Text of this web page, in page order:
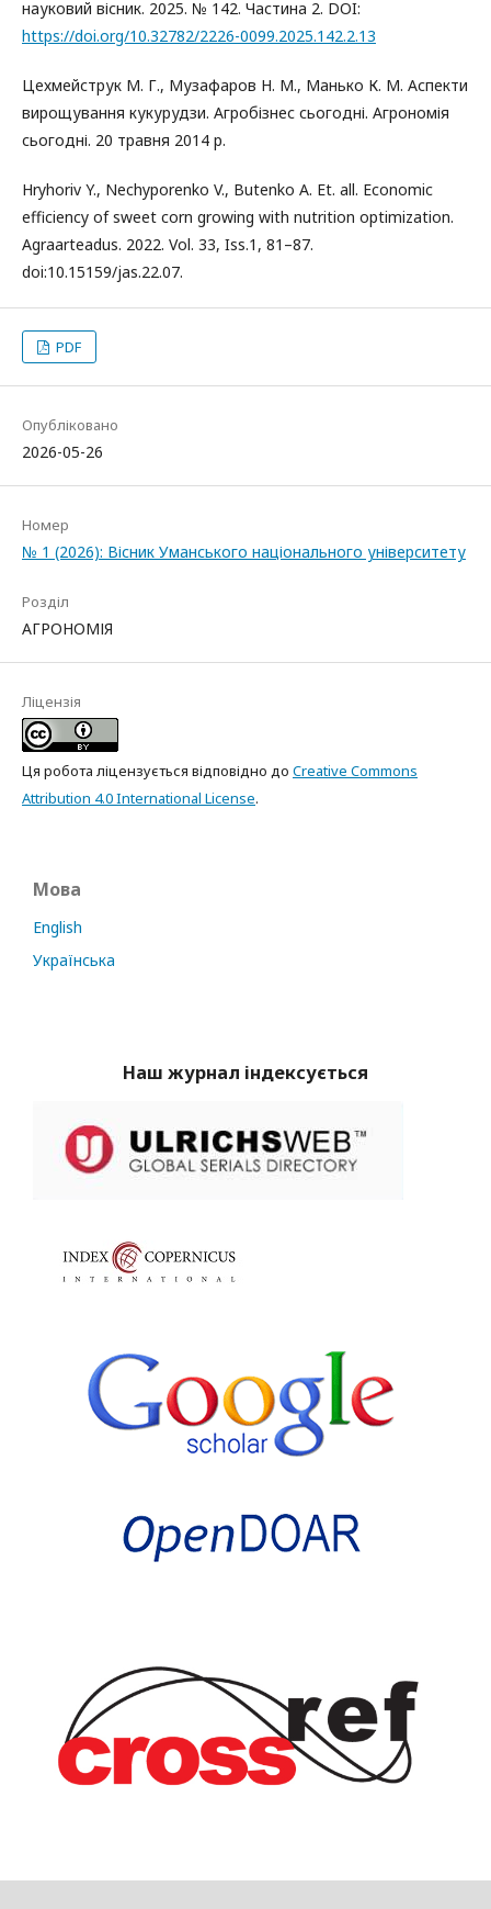
науковий вісник. 2025. № 142. Частина 2. DOI:
https://doi.org/10.32782/2226-0099.2025.142.2.13
Цехмейструк М. Г., Музафаров Н. М., Манько К. М. Аспекти
вирощування кукурудзи. Агробізнес сьогодні. Агрономія
сьогодні. 20 травня 2014 р.
Hryhoriv Y., Nechyporenko V., Butenko A. Et. all. Economic
efficiency of sweet corn growing with nutrition optimization.
Agraarteadus. 2022. Vol. 33, Iss.1, 81–87.
doi:10.15159/jas.22.07.
PDF
Опубліковано
2026-05-26
Номер
№ 1 (2026): Вісник Уманського національного університету
Розділ
АГРОНОМІЯ
Ліцензія
Ця робота ліцензується відповідно до Creative Commons
Attribution 4.0 International License.
Мова
English
Українська
Наш журнал індексується